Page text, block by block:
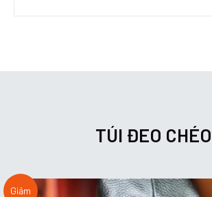
TÚI ĐEO CHÉO
Giảm